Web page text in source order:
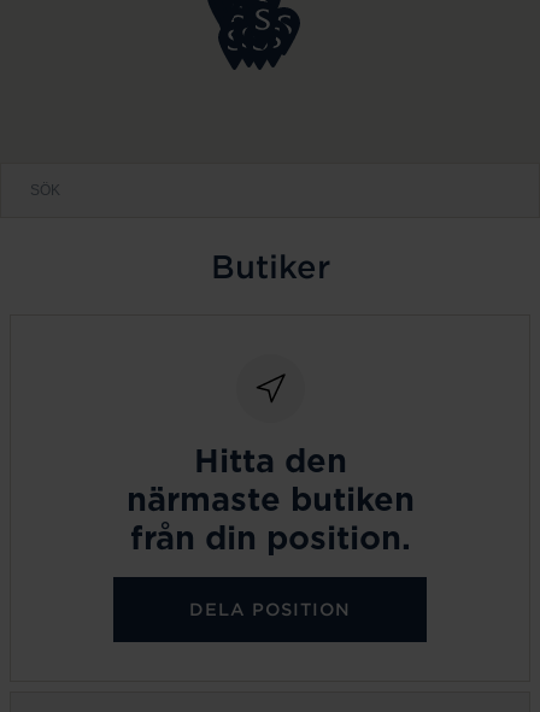
Butiker
Hitta den
närmaste butiken
från din position.
DELA POSITION